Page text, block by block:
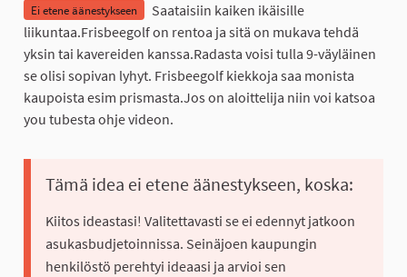
Ei etene äänestykseen
Saataisiin kaiken ikäisille
liikuntaa.Frisbeegolf on rentoa ja sitä on mukava tehdä
yksin tai kavereiden kanssa.Radasta voisi tulla 9-väyläinen
se olisi sopivan lyhyt. Frisbeegolf kiekkoja saa monista
kaupoista esim prismasta.Jos on aloittelija niin voi katsoa
you tubesta ohje videon.
Tämä idea ei etene äänestykseen, koska:
Kiitos ideastasi! Valitettavasti se ei edennyt jatkoon
asukasbudjetoinnissa. Seinäjoen kaupungin
henkilöstö perehtyi ideaasi ja arvioi sen